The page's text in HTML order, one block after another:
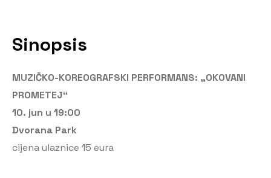
Sinopsis
MUZIČKO-KOREOGRAFSKI PERFORMANS: „OKOVANI
PROMETEJ“
10. jun u 19:00
Dvorana Park
cijena ulaznice 15 eura